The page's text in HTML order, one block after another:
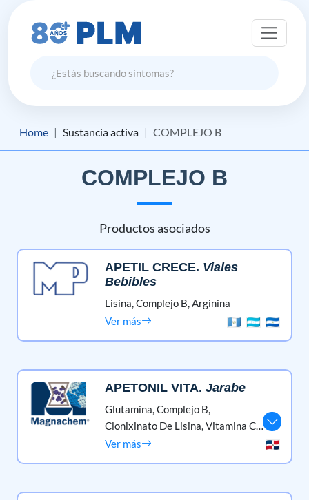
Home Sustancia activa COMPLEJO B
COMPLEJO B
Productos asociados
APETIL CRECE. Viales
Bebibles
Lisina,Complejo B, Arginina
Ver más
APETONIL VITA.Jarabe
Glutamina,Complejo B,
Clonixinato De Lisina,Vitamina C
(ácido Ascórbico)
Ver más